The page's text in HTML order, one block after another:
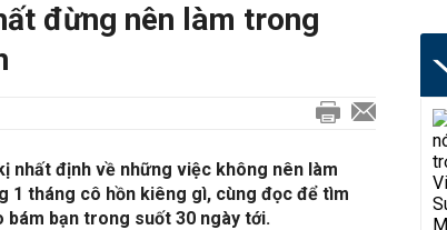
đừng nên làm trong
nhất định về những việc không nên làm
1 tháng cô hồn kiêng gì, cùng đọc để tìm
bám bạn trong suốt 30 ngày tới.